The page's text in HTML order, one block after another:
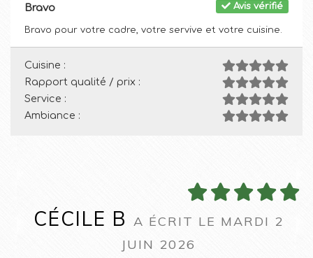
Avis vérifié
Bravo
Bravo pour votre cadre, votre servive et votre cuisine.
Cuisine :
Rapport qualité / prix :
Service :
Ambiance :
CÉCILE B A ÉCRIT LE MARDI 2
JUIN 2026